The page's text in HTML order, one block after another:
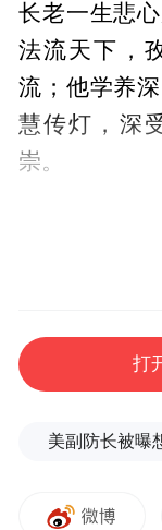
长老一生悲
法流天下，
流；他学养
慧传灯，深
崇。
愿长老不捨
愿再来，教
打